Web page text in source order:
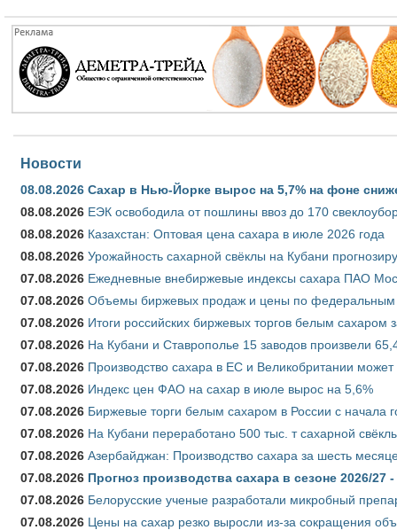
Новости
08.08.2026 Сахар в Нью-Йорке вырос на 5,7% на фоне
08.08.2026 ЕЭК освободила от пошлины ввоз до 170
08.08.2026 Казахстан: Оптовая цена сахара в июле 2026 года
08.08.2026 Урожайность сахарной свёклы на Кубани
07.08.2026 Ежедневные внебиржевые индексы сахара ПАО
07.08.2026 Объемы биржевых продаж и цены по федеральным
07.08.2026 Итоги российских биржевых торгов белым сахаром
07.08.2026 На Кубани и Ставрополье 15 заводов произвели
07.08.2026 Производство сахара в ЕС и Великобритании
07.08.2026 Индекс цен ФАО на сахар в июле вырос на 5,6%
07.08.2026 Биржевые торги белым сахаром в России с начала
07.08.2026 На Кубани переработано 500 тыс. т сахарной
07.08.2026 Азербайджан: Производство сахара за шесть
07.08.2026 Прогноз производства сахара в сезоне 2026/
07.08.2026 Белорусские ученые разработали микробный
07.08.2026 Цены на сахар резко выросли из-за сокращения